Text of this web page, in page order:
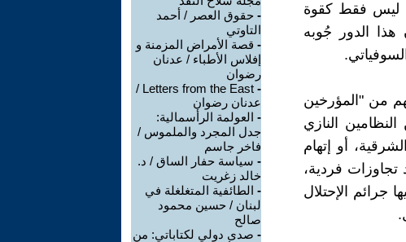
ليس فقط كقوة
الدور جُوبه
من "المؤرخين
النازي
أو إتهام
فردية،
جرائم الإحتلال
- حقوق العصر / أحمد
التاوتي
- قصة الأمراض المزمنة و
إفلاس الأطباء / عدنان
رضوان
-
Letters from the East /
عدنان رضوان
- العولمة الرأسمالية:
جدل المجرد والملموس /
فاخر جاسم
- سياسة حفار الساق / د.
خالد زغريت
- الطائفية المتغلغلة في
لبنان / حسين محمود
صالح
- صدى دولي لكتاباتي: من